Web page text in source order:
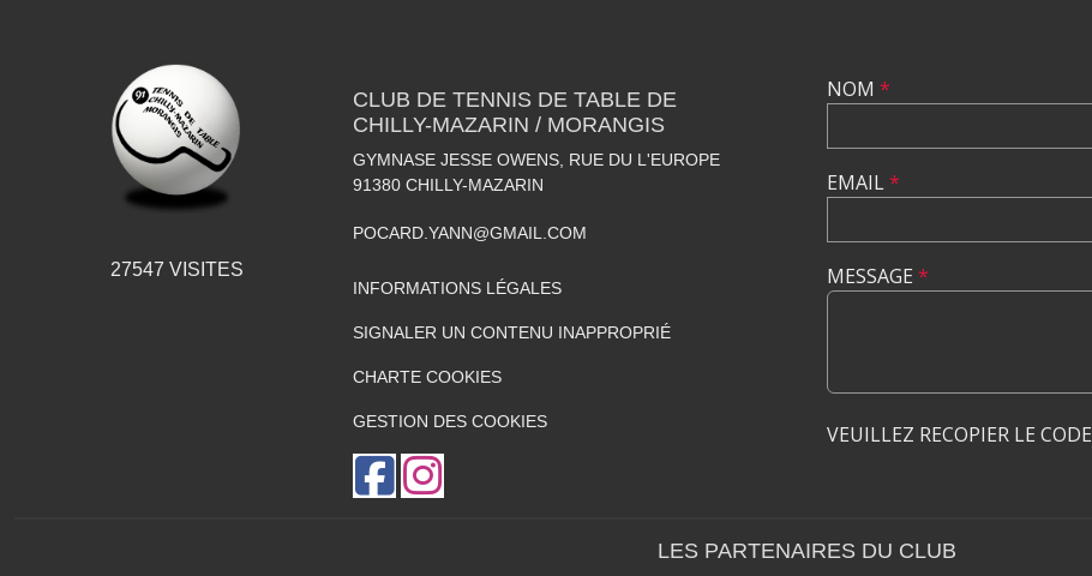
27547 VISITES
CLUB DE TENNIS DE TABLE DE
CHILLY-MAZARIN / MORANGIS
GYMNASE JESSE OWENS, RUE DU L'EUROPE
91380 CHILLY-MAZARIN
POCARD.YANN@GMAIL.COM
INFORMATIONS LÉGALES
SIGNALER UN CONTENU INAPPROPRIÉ
CHARTE COOKIES
GESTION DES COOKIES
NOM *
EMAIL*
MESSAGE *
VEUILLEZ RECOPIER LE CODE
LES PARTENAIRES DU CLUB